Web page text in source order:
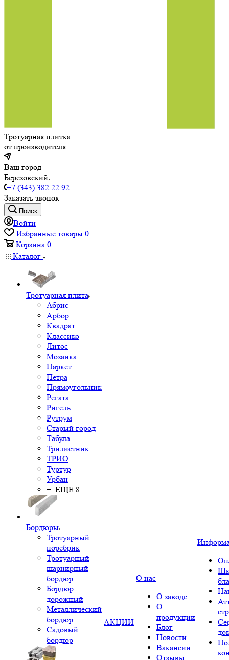
Тротуарная плитка
от производителя
Ваш город
Березовский
+7 (343) 382 22 92
Заказать звонок
Поиск
Войти
Избранные товары 0
Корзина 0
Каталог
Тротуарная плита
Абрис
Арбор
Квадрат
Классико
Литос
Мозаика
Паркет
Петра
Прямоугольник
Регата
Ригель
Рутрум
Старый город
Табула
Трилистник
ТРИО
Туртур
Урбан
+ ЕЩЕ 8
Бордюры
Тротуарный
поребрик
Тротуарный
шарнирный
бордюр
Бордюр
дорожный
Металлический
бордюр
Садовый
бордюр
АКЦИИ
О нас
О заводе
О
продукции
Блог
Новости
Вакансии
Отзывы